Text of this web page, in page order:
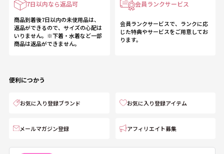
7日以内なら返品可
商品到着後7日以内の未使用品は、
返品ができるので、サイズの心配は
いりません。※下着・水着など一部
商品は返品ができません。
会員ランクサービス
会員ランクサービスで、ランクに応
じた特典やサービスをご用意してお
ります。
便利につかう
お気に入り登録ブランド お気に入り登録アイテム
メールマガジン登録 アフィリエイト募集